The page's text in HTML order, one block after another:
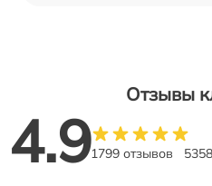
Отзывы
4.91799 отзывов